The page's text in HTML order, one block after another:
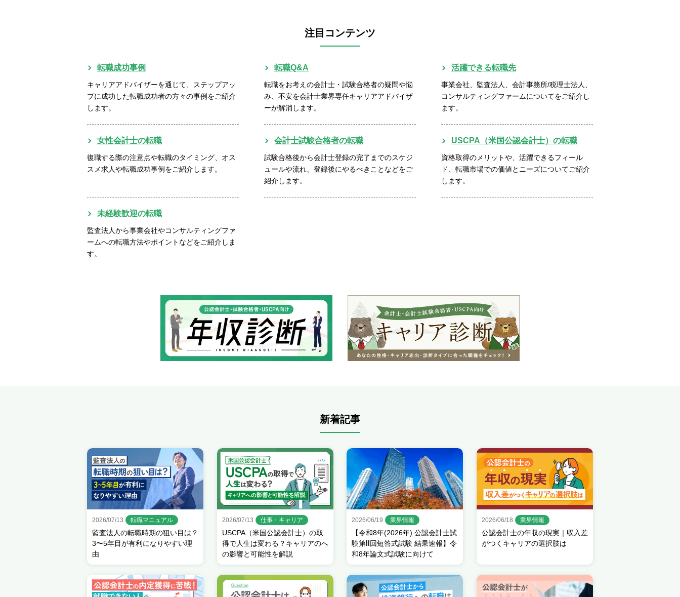
注目コンテンツ
転職成功事例
キャリアアドバイザーを通じて、ステップアッ
プに成功した転職成功者の方々の事例をご紹介
します。
転職Q&A
転職をお考えの会計士・試験合格者の疑問や悩
み、不安を会計士業界専任キャリアアドバイザ
ーが解消します。
活躍できる転職先
事業会社、監査法人、会計事務所/税理士法人、
コンサルティングファームについてをご紹介し
ます。
女性会計士の転職
復職する際の注意点や転職のタイミング、オス
スメ求人や転職成功事例をご紹介します。
会計士試験合格者の転職
試験合格後から会計士登録の完了までのスケジ
ュールや流れ、登録後にやるべきことなどをご
紹介します。
USCPA（米国公認会計士）の転職
資格取得のメリットや、活躍できるフィール
ド、転職市場での価値とニーズについてご紹介
します。
未経験歓迎の転職
監査法人から事業会社やコンサルティングファ
ームへの転職方法やポイントなどをご紹介しま
す。
新着記事
2026/07/13 転職マニュアル
監査法人の転職時期の狙い目は？
3〜5年目が有利になりやすい理
由
2026/07/13 仕事・キャリア
USCPA（米国公認会計士）の取
得で人生は変わる？キャリアのへ
の影響と可能性を解説
2026/06/19 業界情報
【令和8年(2026年) 公認会計士試
験第Ⅱ回短答式試験 結果速報】令
和8年論文式試験に向けて
2026/06/18 業界情報
公認会計士の年収の現実｜収入差
がつくキャリアの選択肢は